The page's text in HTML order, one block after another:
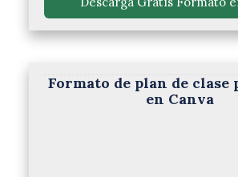
Formato de plan de clase
en Canva